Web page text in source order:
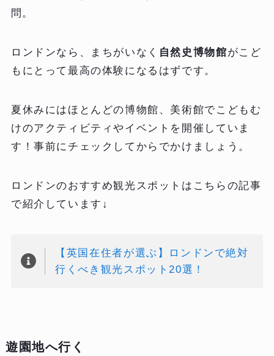
問。
ロンドンなら、まちがいなく 自然史博物館がこど
もにとって最高の体験になるはずです。
夏休みにはほとんどの博物館、美術館でこどもむ
けのアクティビティやイベントを開催していま
す！事前にチェックしてからでかけましょう。
ロンドンのおすすめ観光スポットはこちらの記事
で紹介しています↓
【英国在住者が選ぶ】ロンドンで絶対
行くべき観光スポット20選！
遊園地へ行く